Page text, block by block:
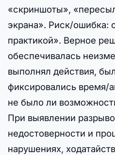
«скриншоты»,
экрана». Риск/ошибка:
практикой». Верное
обеспечивалась
выполнял действия,
фиксировались время/
не было ли
При выявлении
недостоверности и
нарушениях,